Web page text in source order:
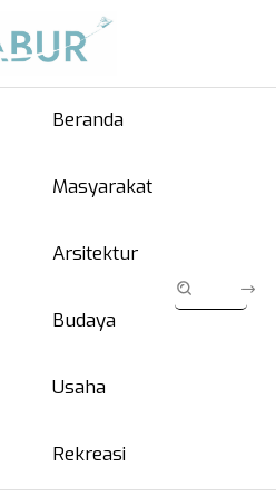
Beranda
Masyarakat
Arsitektur
Budaya
Usaha
Rekreasi